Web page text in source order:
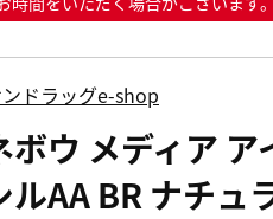
ドラッグe-shop
ボウ メディア ア
ルAA BR ナチュ